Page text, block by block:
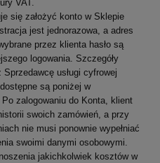
VAT.
się założyć konto w Sklepie
jest jednorazowa, a adres
przez klienta hasło są
logowania. Szczegóły
usługi cyfrowej
są poniżej w
. Po zalogowaniu do Konta, klient
swoich zamówień, a przy
nie musi ponownie wypełniać
swoimi danymi osobowymi.
jakichkolwiek kosztów w